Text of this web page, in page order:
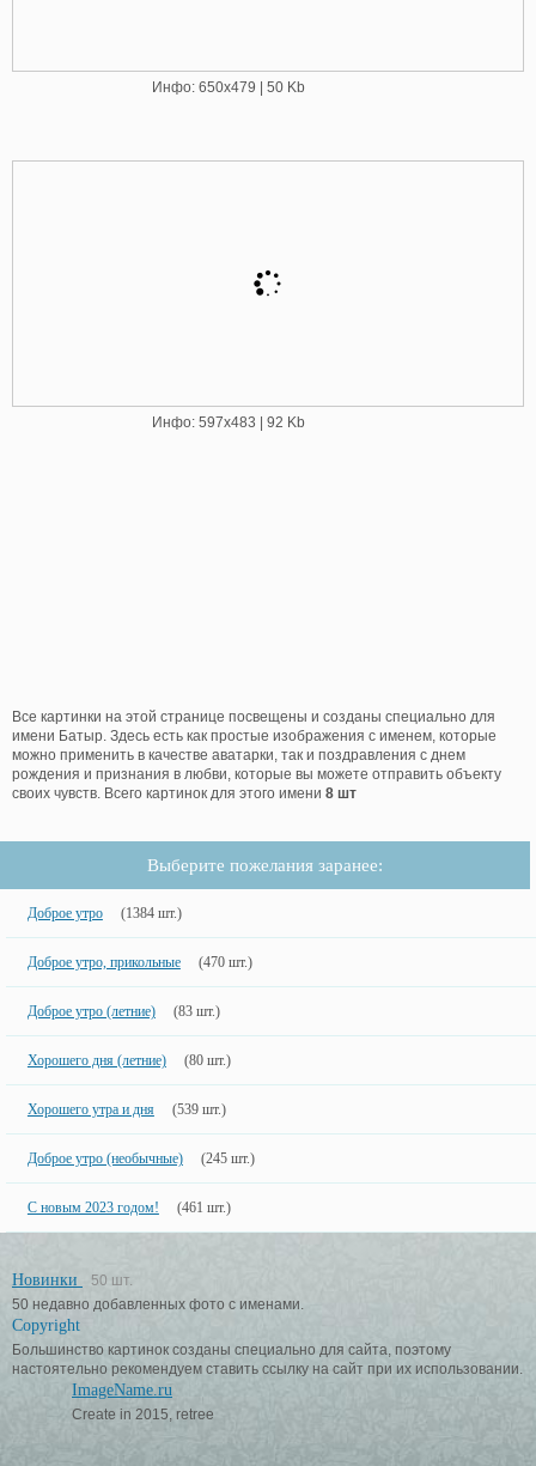
Инфо: 650х479 | 50 Kb
Инфо: 597х483 | 92 Kb
Все картинки на этой странице посвещены и созданы специально для
имени Батыр. Здесь есть как простые изображения с именем, которые
можно применить в качестве аватарки, так и поздравления с днем
рождения и признания в любви, которые вы можете отправить объекту
своих чувств. Всего картинок для этого имени 8 шт
Выберите пожелания заранее:
Доброе утро (1384 шт.)
Доброе утро, прикольные (470 шт.)
Доброе утро (летние) (83 шт.)
Хорошего дня (летние) (80 шт.)
Хорошего утра и дня (539 шт.)
Доброе утро (необычные) (245 шт.)
С новым 2023 годом! (461 шт.)
Новинки
50 шт.
50 недавно добавленных фото с именами.
Copyright
Большинство картинок созданы специально для сайта, поэтому
настоятельно рекомендуем ставить ссылку на сайт при их использовании.
ImageName.ru
Create in 2015, retree